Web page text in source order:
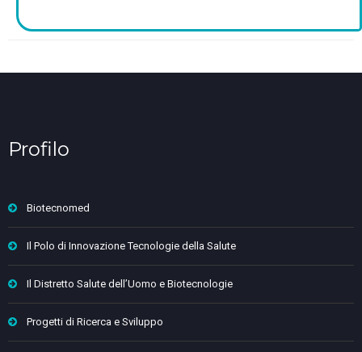
Profilo
Biotecnomed
Il Polo di Innovazione Tecnologie della Salute
Il Distretto Salute dell’Uomo e Biotecnologie
Progetti di Ricerca e Sviluppo